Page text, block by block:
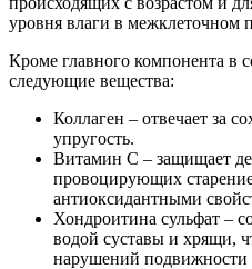
уровня влаги в межклеточном
Кроме главного компонента в
следующие вещества:
Коллаген – отвечает за
упругость.
Витамин С – защищает
провоцирующих
антиоксидантными
Хондроитина сульфат –
водой суставы и хрящи,
нарушений подвижности